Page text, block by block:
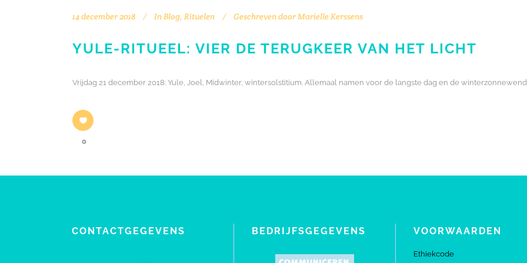
14 december 2018 In Blog, Rituelen Geschreven doorMarielle Kerssens
YULE-RITUEEL: VIER DE TERUGKEER VAN HET LICHT
Vrijdag 21 december 2018: Yule, Joel, Midwinter, wintersolstitium. Allemaal namen voor de langste dag en de
0
CONTACTGEGEVENS BEDRIJFSGEGEVENS VOORWAARDEN
Ethiekcode